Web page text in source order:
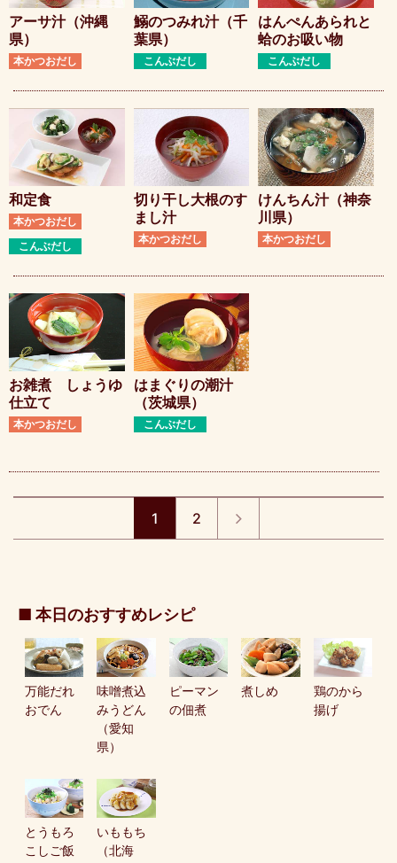
アーサ汁（沖縄
県）
本かつおだし
鰯のつみれ汁（千
葉県）
こんぶだし
はんぺんあられと
蛤のお吸い物
こんぶだし
和定食
本かつおだし
こんぶだし
切り干し大根のす
まし汁
本かつおだし
けんちん汁（神奈
川県）
本かつおだし
お雑煮 しょうゆ
仕立て
本かつおだし
はまぐりの潮汁
（茨城県）
こんぶだし
1 2
■ 本日のおすすめレシピ
万能だれ
おでん
味噌煮込
みうどん
（愛知
県）
ピーマン
の佃煮
煮しめ
鶏のから
揚げ
とうもろ
こしご飯
いももち
（北海